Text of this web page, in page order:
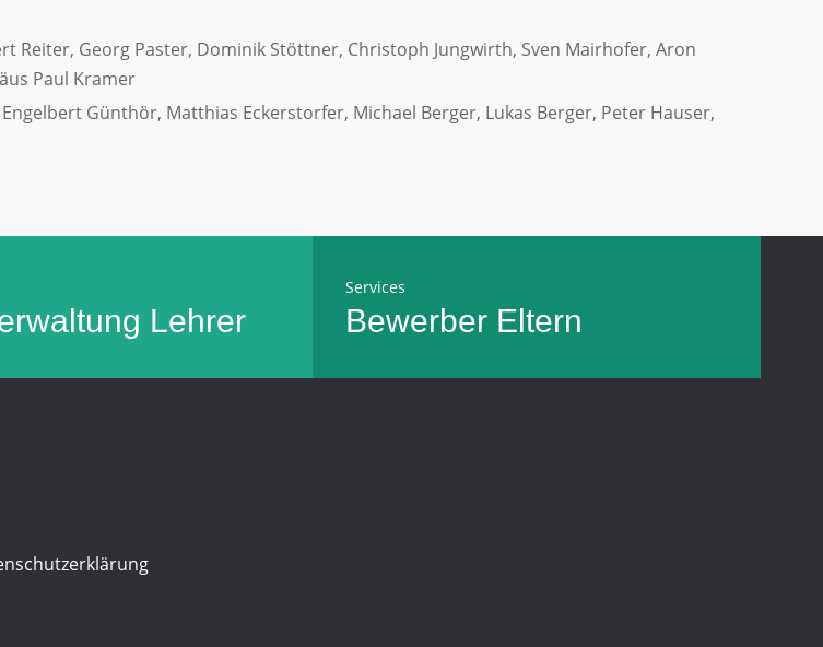
Reiter, Georg Paster, Dominik Stöttner, Christoph Jungwirth, Sven Mairhofer, Aron
Paul Kramer
Günthör, Matthias Eckerstorfer, Michael Berger, Lukas Berger, Peter Hauser,
Lehrer
Services
Bewerber Eltern